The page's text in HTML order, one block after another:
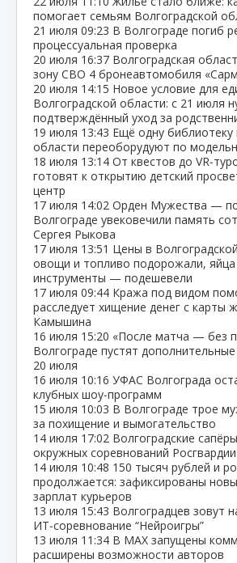
помогает семьям Волгоградской
21 июля 09:23 В Волгограде погиб
процессуальная проверка
20 июля 16:37 Волгоградская
зону СВО 4 бронеавтомобиля
20 июля 14:15 Новое условие для
Волгоградской области: с 21 июля
подтверждённый уход за
19 июля 13:43 Ещё одну библиотеку
области переоборудуют по
18 июля 13:14 От квестов до
готовят к открытию детский
центр
17 июля 14:02 Орден Мужества —
Волгограде увековечили память
Сергея Рыкова
17 июля 13:51 Цены в
овощи и топливо подорожали, яйца
инструменты — подешевели
17 июля 09:44 Кража под видом
расследует хищение денег с карты
Камышина
16 июля 15:20 «После матча — без
Волгограде пустят дополнительные
20 июля
16 июля 10:16 УФАС Волгограда
клубных шоу‑программ
15 июля 10:03 В Волгограде трое
за похищение и вымогательство
14 июля 17:02 Волгоградские
окружных соревнований Росгвардии
14 июля 10:48 150 тысяч рублей и
продолжается: зафиксированы
зарплат курьеров
13 июля 15:43 Волгоградцев зовут
ИТ‑соревнование “Нейроигры”
13 июля 11:34 В МАХ запущены
расширены возможности авторов